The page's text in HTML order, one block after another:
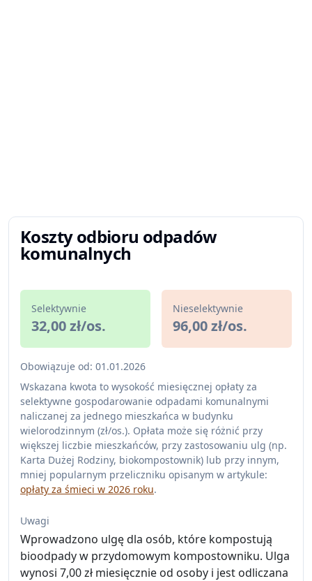
Koszty odbioru odpadów
komunalnych
Selektywnie
32,00 zł/os.
Nieselektywnie
96,00 zł/os.
Obowiązuje od: 01.01.2026
Wskazana kwota to wysokość miesięcznej opłaty za
selektywne gospodarowanie odpadami komunalnymi
naliczanej za jednego mieszkańca w budynku
wielorodzinnym (zł/os.). Opłata może się różnić przy
większej liczbie mieszkańców, przy zastosowaniu ulg (np.
Karta Dużej Rodziny, biokompostownik) lub przy innym,
mniej popularnym przeliczniku opisanym w artykule:
opłaty za śmieci w 2026 roku.
Uwagi
Wprowadzono ulgę dla osób, które kompostują
bioodpady w przydomowym kompostowniku. Ulga
wynosi 7,00 zł miesięcznie od osoby i jest odliczana